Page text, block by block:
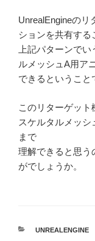
UnrealEngineのリ
ションを共有する
上記パターンでい
ルメッシュA用ア
できるということ
このリターゲット
スケルタルメッ
まで
理解できると思う
がでしょうか。
カ
UNREALENGINE